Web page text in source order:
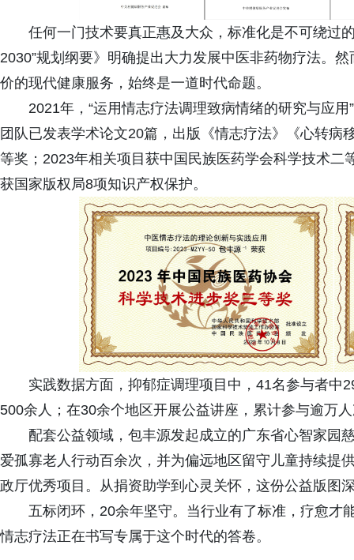
任何一门技术要真正惠及大众，标准化是不可绕过
2030”规划纲要》明确提出大力发展中医非药物疗法。
价的现代健康服务，始终是一道时代命题。
2021年，“运用情志疗法调理致病情绪的研究与应
团队已发表学术论文20篇，出版《情志疗法》《心转
等奖；2023年相关项目获中国民族医药学会科学技术
获国家版权局8项知识产权保护。
实践数据方面，抑郁症调理项目中，41名参与者中
500余人；在30余个地区开展公益讲座，累计参与逾万
配套公益领域，包丰源发起成立的广东省心智家园
爱孤寡老人行动百余次，并为偏远地区留守儿童持续提
政厅优秀项目。从捐资助学到心灵关怀，这份公益版图
五标闭环，20余年坚守。当行业有了标准，疗愈才
情志疗法正在书写专属于这个时代的答卷。